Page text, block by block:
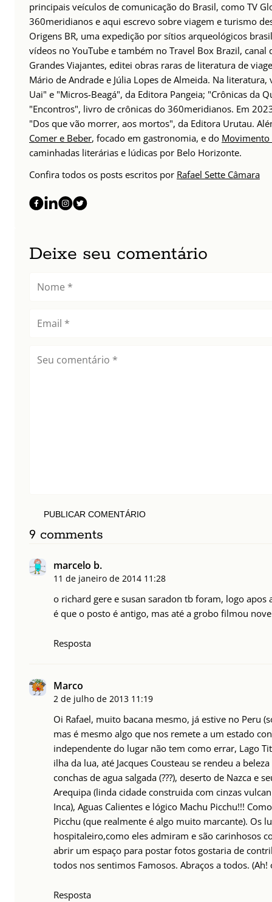
principais veículos de comunicação do Brasil, como TV
360meridianos e aqui escrevo sobre viagem e turismo
Origens BR, uma expedição por sítios arqueológicos
vídeos no YouTube e também no Travel Box Brazil,
Grandes Viajantes, editei obras raras de literatura de
Mário de Andrade e Júlia Lopes de Almeida. Na
Uai" e "Micros-Beagá", da Editora Pangeia; "Crônicas da
"Encontros", livro de crônicas do 360meridianos. Em
"Dos que vão morrer, aos mortos", da Editora Urutau.
Comer e Beber, focado em gastronomia, e do Movimento
caminhadas literárias e lúdicas por Belo Horizonte.
Confira todos os posts escritos por Rafael Sette Câmara
Deixe seu comentário
PUBLICAR COMENTÁRIO
9 comments
marcelo b.
11 de janeiro de 2014 11:28
o richard gere e susan saradon tb foram, logo apos
é que o posto é antigo, mas até a grobo filmou
Resposta
Marco
2 de julho de 2013 11:19
Oi Rafael, muito bacana mesmo, já estive no Peru
mas é mesmo algo que nos remete a um estado
independente do lugar não tem como errar, Lago
ilha da lua, até Jacques Cousteau se rendeu a
conchas de agua salgada (???), deserto de Nazca e
Arequipa (linda cidade construida com cinzas
Inca), Aguas Calientes e lógico Machu Picchu!!!
Picchu (que realmente é algo muito marcante). Os
hospitaleiro,como eles admiram e são carinhosos
abrir um espaço para postar fotos gostaria de
todos nos sentimos Famosos. Abraços a todos.
Resposta